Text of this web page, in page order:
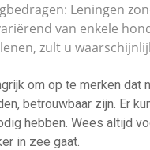
Leningen
van enkele
zult u
om op te merken
betrouwbaar zijn. Er
hebben. Wees altijd
in zee gaat.